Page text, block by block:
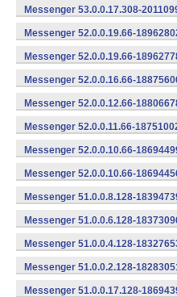
Messenger 53.0.0.17.308-
Messenger 52.0.0.19.66-
Messenger 52.0.0.19.66-
Messenger 52.0.0.16.66-
Messenger 52.0.0.12.66-
Messenger 52.0.0.11.66-
Messenger 52.0.0.10.66-
Messenger 52.0.0.10.66-
Messenger 51.0.0.8.128-
Messenger 51.0.0.6.128-
Messenger 51.0.0.4.128-
Messenger 51.0.0.2.128-
Messenger 51.0.0.17.128-